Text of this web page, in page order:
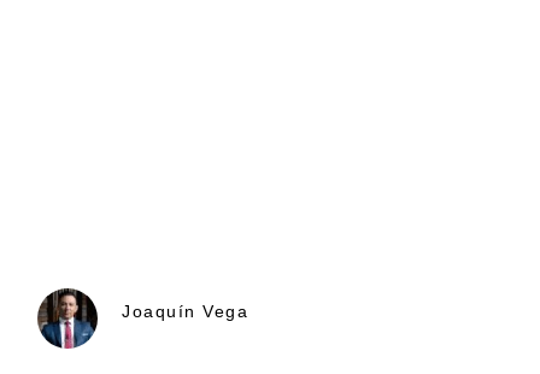
Joaquín Vega